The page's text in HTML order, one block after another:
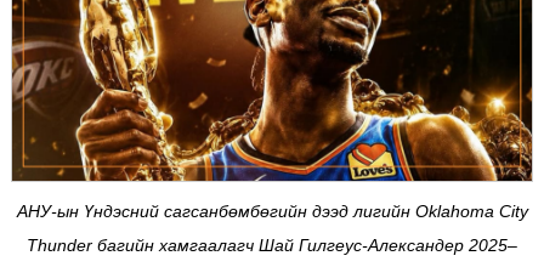
АНУ-ын Үндэсний сагсанбөмбөгийн дээд лигийн Oklahoma City
Thunder багийн хамгаалагч Шай Гилгеус-Александер 2025–